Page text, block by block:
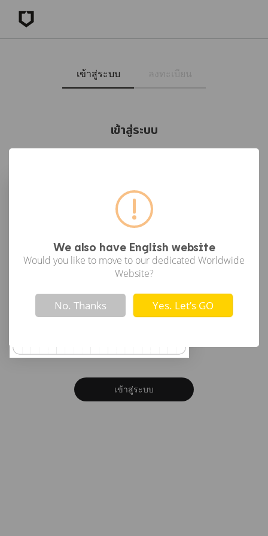
We also have English website
Would you like to move to our dedicated Worldwide
Website?
! Not valid!
No. Thanks Yes. Let’s GO
เข้าสู่ระบบ
เข้าสู่ระบบ
เข้าสู่ระบบด้วย Google
or
รหัสผ่าน